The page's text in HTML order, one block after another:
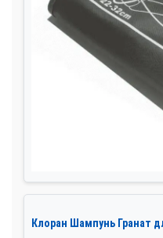
Клоран Шампунь Гранат